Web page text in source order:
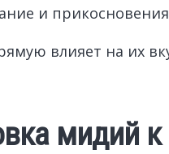
и
влияет на их
мидий